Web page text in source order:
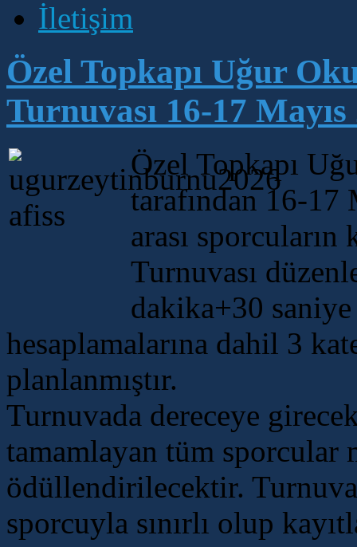
İletişim
Özel Topkapı Uğur
Turnuvası 16-17
Özel Topkapı
tarafından 16-17
arası sporcuların
Turnuvası
dakika+30
hesaplamalarına dahil 3
planlanmıştır.
Turnuvada dereceye
tamamlayan tüm sporcular
ödüllendirilecektir.
sporcuyla sınırlı olup